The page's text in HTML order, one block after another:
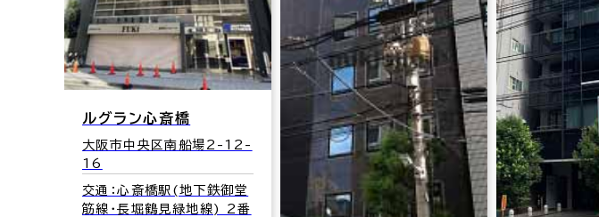
ルグラン心斎橋
大阪市中央区南船場2-12-
16
交通：心斎橋駅(地下鉄御堂
筋線･長堀鶴見緑地線) 2番